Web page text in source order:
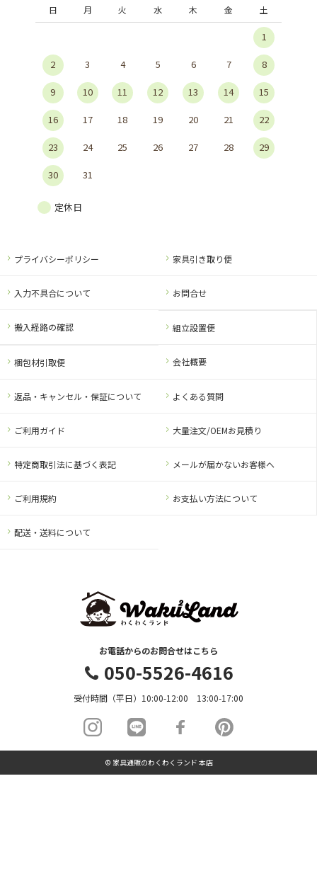
日 月 火 水 木 金 土
1
2 3 4 5 6 7 8
9 10 11 12 13 14 15
16 17 18 19 20 21 22
23 24 25 26 27 28 29
30 31
定休日
お電話からのお問合せはこちら
050-5526-4616
受付時間（平日）10:00-12:00 13:00-17:00
組立設置便
ご利用ガイド
ご利用規約
会社概要
大量注文/OEMお見積り
お支払い方法について
よくある質問
特定商取引法に基づく表記
配送・送料について
梱包材引取便
メールが届かないお客様へ
返品・キャンセル・保証について
プライバシーポリシー 家具引き取り便
入力不具合について お問合せ
搬入経路の確認
© 家具通販のわくわくランド 本店